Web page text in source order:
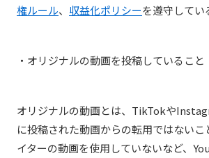
権ルール、 収益化ポリシーを遵守してい
・オリジナルの動画を投稿していること
オリジナルの動画とは、TikTokや
に投稿された動画からの転用ではない
イターの動画を使用していないなど、